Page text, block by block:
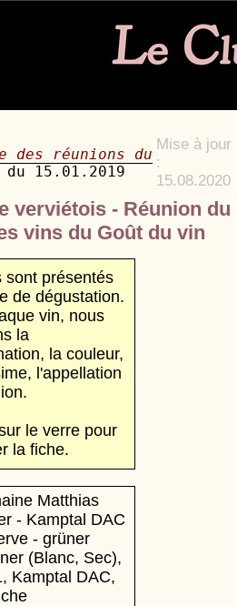
des réunions du
du 15.01.2019
Mise à jour
:
15.08.2020
verviétois - Réunion du
vins du Goût du vin
sont présentés
de dégustation.
vin, nous
la
la couleur,
l'appellation
le verre pour
la fiche.
Matthias
- Kamptal DAC
- grüner
(Blanc, Sec),
Kamptal DAC,